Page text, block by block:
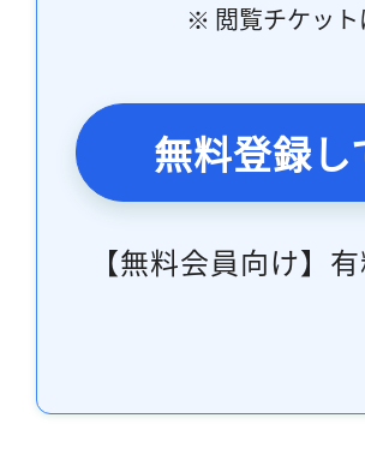
※ 閲覧チケット
無料登録
【無料会員向け】